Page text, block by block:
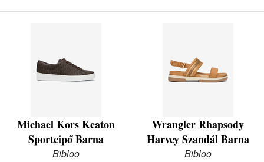
Michael Kors Keaton
Sportcipő Barna
Bibloo
Wrangler Rhapsody
Harvey Szandál Barna
Bibloo